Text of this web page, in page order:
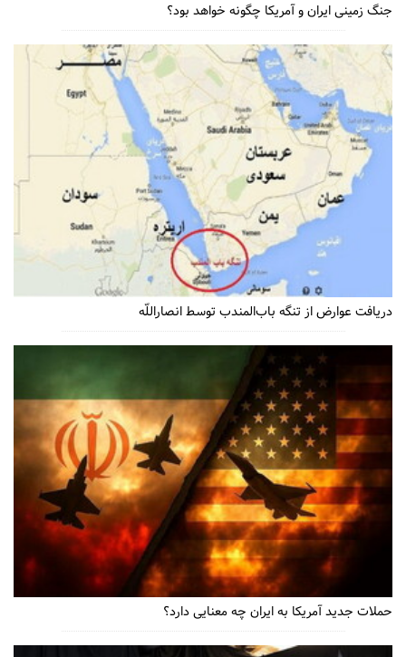
جنگ زمینی ایران و آمریکا چگونه خواهد بود؟
دریافت عوارض از تنگه باب‌المندب توسط انصاراللّه
حملات جدید آمریکا به ایران چه معنایی دارد؟